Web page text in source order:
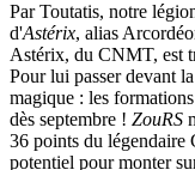
Par Toutatis, notre
d'Astérix, alias
Astérix, du CNMT, est
Pour lui passer devant
magique : les
dès septembre ! ZouRS
36 points du légendaire
potentiel pour monter